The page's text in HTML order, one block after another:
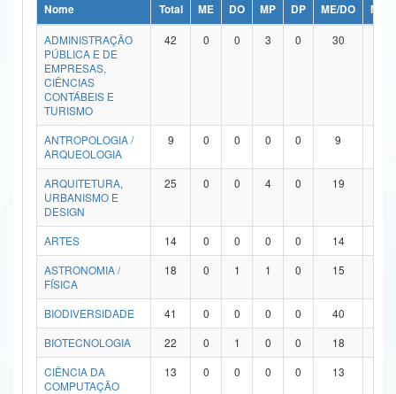
Ministério da Ciência, Tecnologia, Inovações e Comunicações
Ministério do Meio Ambiente
Ministério do Turismo
Ministério do Desenvolvimento Regional
Controladoria-Geral da União
Ministério da Mulher, da Família e dos Direitos Humanos
Secretaria de Governo
Advocacia-Geral da União
Banco Central do Brasil
Nome Total ME DO MP DP ME/DO
MP/
ADMINISTRAÇÃO
PÚBLICA E DE
EMPRESAS,
CIÊNCIAS
CONTÁBEIS E
TURISMO
42 0 0 3 0 30
ANTROPOLOGIA /
ARQUEOLOGIA
9 0 0 0 0 9
ARQUITETURA,
URBANISMO E
DESIGN
25 0 0 4 0 19
ARTES 14 0 0 0 0 14
ASTRONOMIA /
FÍSICA
18 0 1 1 0 15
BIODIVERSIDADE 41 0 0 0 0 40
BIOTECNOLOGIA
22 0 1 0 0 18
CIÊNCIA DA
COMPUTAÇÃO
13 0 0 0 0 13